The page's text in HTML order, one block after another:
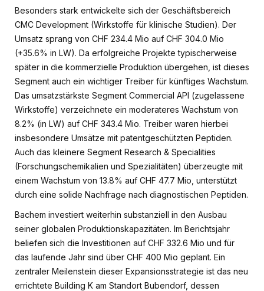
Besonders stark entwickelte sich der Geschäftsbereich
CMC Development (Wirkstoffe für klinische Studien). Der
Umsatz sprang von CHF 234.4 Mio auf CHF 304.0 Mio
(+35.6% in LW). Da erfolgreiche Projekte typischerweise
später in die kommerzielle Produktion übergehen, ist dieses
Segment auch ein wichtiger Treiber für künftiges Wachstum.
Das umsatzstärkste Segment Commercial API (zugelassene
Wirkstoffe) verzeichnete ein moderateres Wachstum von
8.2% (in LW) auf CHF 343.4 Mio. Treiber waren hierbei
insbesondere Umsätze mit patentgeschützten Peptiden.
Auch das kleinere Segment Research & Specialities
(Forschungschemikalien und Spezialitäten) überzeugte mit
einem Wachstum von 13.8% auf CHF 47.7 Mio, unterstützt
durch eine solide Nachfrage nach diagnostischen Peptiden.
Bachem investiert weiterhin substanziell in den Ausbau
seiner globalen Produktionskapazitäten. Im Berichtsjahr
beliefen sich die Investitionen auf CHF 332.6 Mio und für
das laufende Jahr sind über CHF 400 Mio geplant. Ein
zentraler Meilenstein dieser Expansionsstrategie ist das neu
errichtete Building K am Standort Bubendorf, dessen